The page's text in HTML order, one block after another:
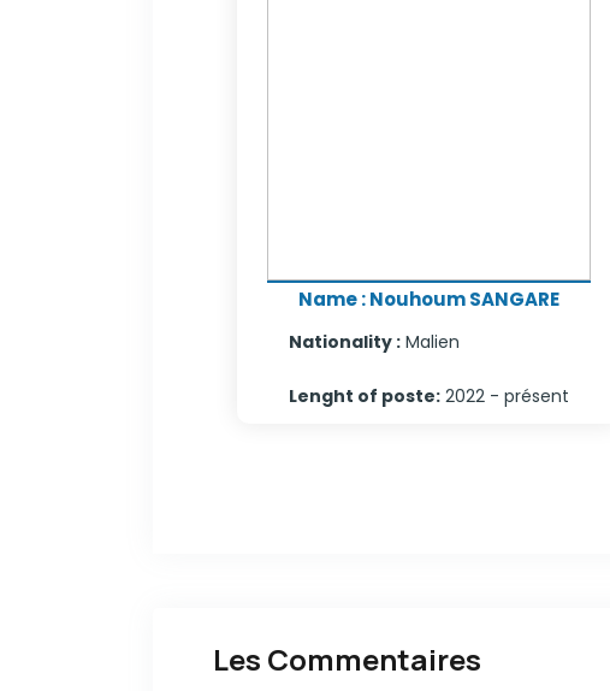
Name:Nouhoum SANGARE
Nationality:Malien
Lenght of poste:2022 - présent
Les Commentaires